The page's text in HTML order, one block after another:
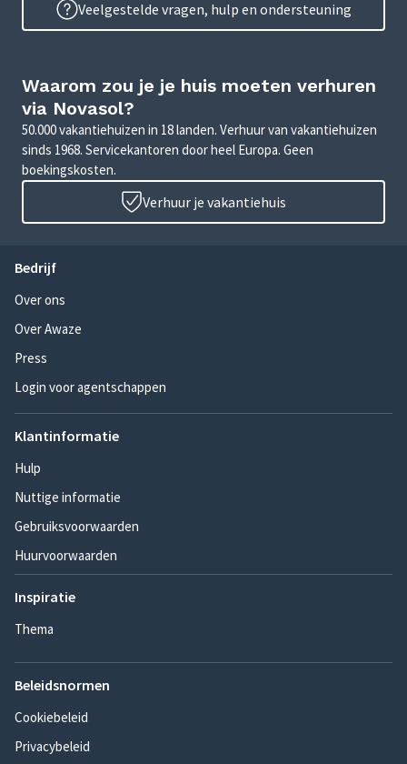
Veelgestelde vragen, hulp en ondersteuning
Waarom zou je je huis moeten verhuren
via Novasol?
50.000 vakantiehuizen in 18 landen. Verhuur van vakantiehuizen
sinds 1968. Servicekantoren door heel Europa. Geen
boekingskosten.
Verhuur je vakantiehuis
Bedrijf
Over ons
Over Awaze
Press
Login voor agentschappen
Klantinformatie
Hulp
Nuttige informatie
Gebruiksvoorwaarden
Huurvoorwaarden
Inspiratie
Thema
Beleidsnormen
Cookiebeleid
Privacybeleid